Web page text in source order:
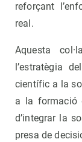
reforçant
real.
Aquesta
l’estratègia
científic a la
a la formació
d’integrar la
presa de